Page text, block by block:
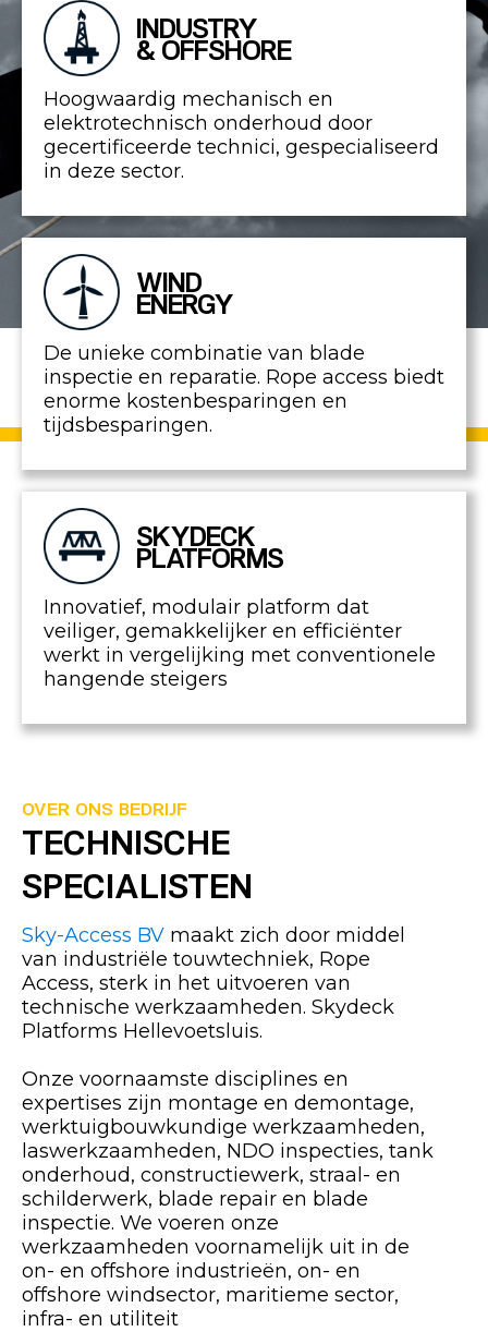
INDUSTRY
& OFFSHORE
Hoogwaardig mechanisch en
elektrotechnisch onderhoud door
gecertificeerde technici, gespecialiseerd
in deze sector.
WIND
ENERGY
De unieke combinatie van blade
inspectie en reparatie. Rope access biedt
enorme kostenbesparingen en
tijdsbesparingen.
SKYDECK
PLATFORMS
Innovatief, modulair platform dat
veiliger, gemakkelijker en efficiënter
werkt in vergelijking met conventionele
hangende steigers
OVER ONS BEDRIJF
TECHNISCHE
SPECIALISTEN
Sky-Access BV maakt zich door middel
van industriële touwtechniek, Rope
Access, sterk in het uitvoeren van
technische werkzaamheden. Skydeck
Platforms Hellevoetsluis.
Onze voornaamste disciplines en
expertises zijn montage en demontage,
werktuigbouwkundige werkzaamheden,
laswerkzaamheden, NDO inspecties, tank
onderhoud, constructiewerk, straal- en
schilderwerk, blade repair en blade
inspectie. We voeren onze
werkzaamheden voornamelijk uit in de
on- en offshore industrieën, on- en
offshore windsector, maritieme sector,
infra- en utiliteit